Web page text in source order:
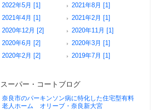
2022年5月 [1]
2021年8月 [1]
2021年4月 [1]
2021年2月 [1]
2020年12月 [2]
2020年11月 [1]
2020年6月 [2]
2020年3月 [1]
2020年2月 [2]
2019年7月 [1]
スーパー・コートブログ
奈良市のパーキンソン病に特化した住宅型有料
老人ホーム オリーブ・奈良新大宮